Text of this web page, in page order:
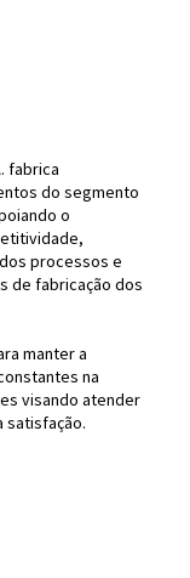
fabrica
do segmento
o
processos e
de fabricação dos
manter a
na
visando atender
satisfação.